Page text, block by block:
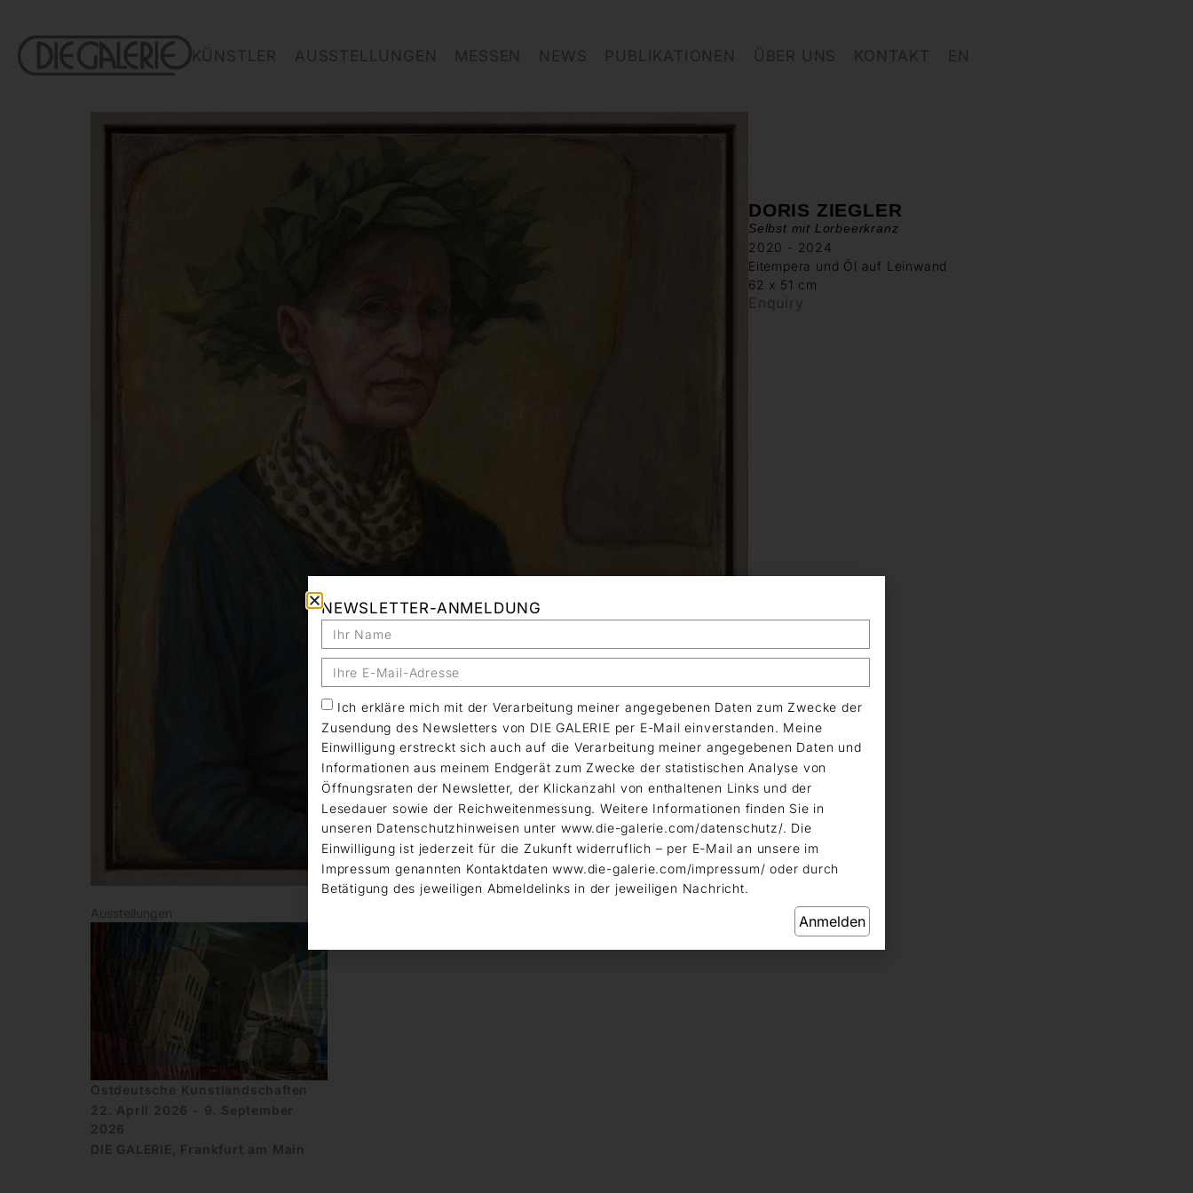
KÜNSTLER AUSSTELLUNGEN MESSEN NEWS PUBLIKATIONEN ÜBER UNS KONTAKT EN
DORIS ZIEGLER
Selbst mit Lorbeerkranz
2020 - 2024
Eitempera und Öl auf Leinwand
62 x 51 cm
Enquiry
Ausstellungen
Ostdeutsche Kunstlandschaften
22. April 2026 - 9. September
2026
DIE GALERIE, Frankfurt am Main
NEWSLETTER-ANMELDUNG
Ich erkläre mich mit der Verarbeitung meiner angegebenen Daten zum Zwecke der
Zusendung des Newsletters von DIE GALERIE per E-Mail einverstanden. Meine
Einwilligung erstreckt sich auch auf die Verarbeitung meiner angegebenen Daten und
Informationen aus meinem Endgerät zum Zwecke der statistischen Analyse von
Öffnungsraten der Newsletter, der Klickanzahl von enthaltenen Links und der
Lesedauer sowie der Reichweitenmessung. Weitere Informationen finden Sie in
unseren Datenschutzhinweisen unter www.die-galerie.com/datenschutz/. Die
Einwilligung ist jederzeit für die Zukunft widerruflich – per E-Mail an unsere im
Impressum genannten Kontaktdaten www.die-galerie.com/impressum/ oder durch
Betätigung des jeweiligen Abmeldelinks in der jeweiligen Nachricht.
Anmelden